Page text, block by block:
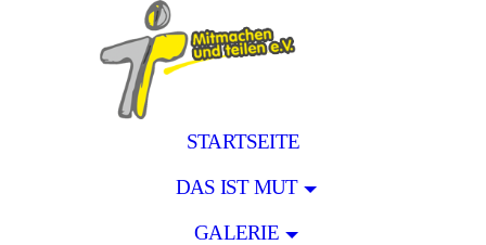
STARTSEITE
DAS IST MUT
GALERIE